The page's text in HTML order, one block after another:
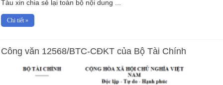
Tàu xin chia sẻ lại toàn bộ nội dung ...
Chi tiết »
Công văn 12568/BTC-CĐKT của Bộ Tài Chính